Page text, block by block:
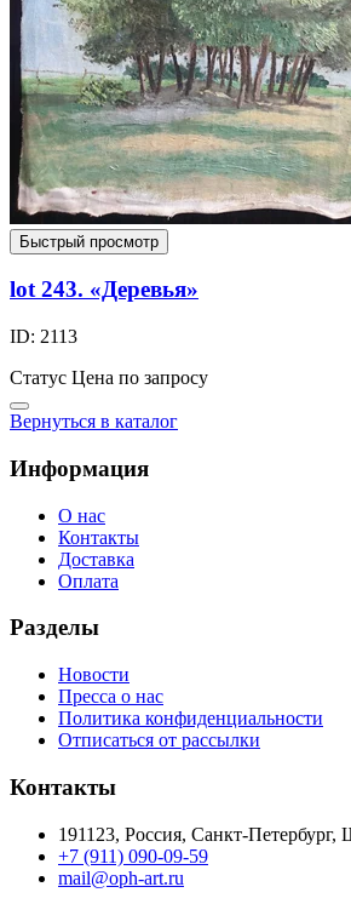
Быстрый просмотр
lot 243. «Деревья»
ID: 2113
Статус Цена по запросу
Вернуться в каталог
Информация
О нас
Контакты
Доставка
Оплата
Разделы
Новости
Пресса о нас
Политика конфиденциальности
Отписаться от рассылки
Контакты
191123, Россия, Санкт-Петербург,
+7 (911) 090-09-59
mail@oph-art.ru